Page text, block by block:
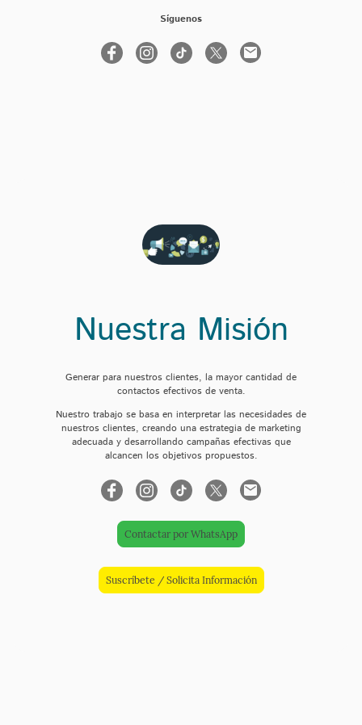
Síguenos
Nuestra Misión
Generar para nuestros clientes, la mayor cantidad de
contactos efectivos de venta.
Nuestro trabajo se basa en interpretar las necesidades de
nuestros clientes, creando una estrategia de marketing
adecuada y desarrollando campañas efectivas que
alcancen los objetivos propuestos.
Contactar por WhatsApp
Suscríbete / Solicita Información